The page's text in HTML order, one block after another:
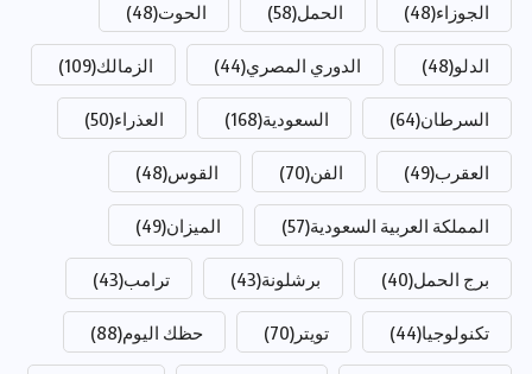
الجوزاء(48) الحمل(58) الحوت(48)
الدلو(48) الدوري المصري(44) الزمالك(109)
السرطان(64) السعودية(168) العذراء(50)
العقرب(49) الفن(70) القوس(48)
المملكة العربية السعودية(57) الميزان(49)
برج الحمل(40) برشلونة(43) ترامب(43)
تكنولوجيا(44) تويتر (70) حظك اليوم(88)